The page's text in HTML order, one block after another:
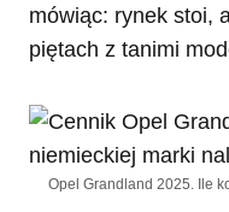
mówiąc: rynek stoi,
piętach z tanimi
Opel Grandland 2025. Ile